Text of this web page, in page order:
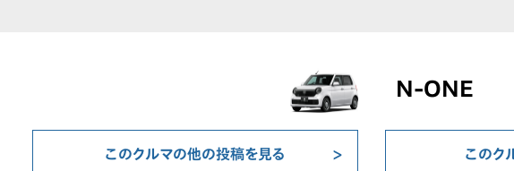
N-ONE
このクルマの他の投稿を見る このク